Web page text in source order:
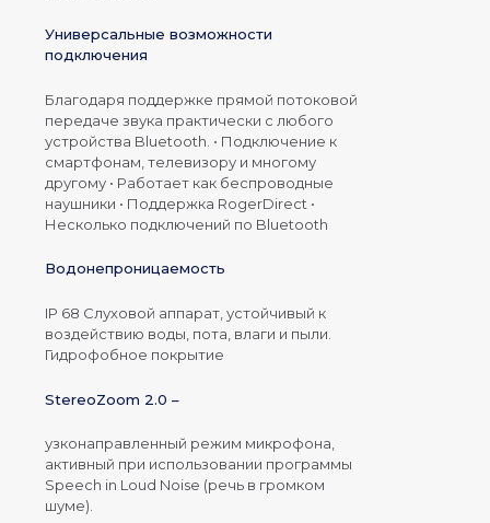
Универсальные возможности
подключения
Благодаря поддержке прямой потоковой
передаче звука практически с любого
устройства Bluetooth. • Подключение к
смартфонам, телевизору и многому
другому • Работает как беспроводные
наушники • Поддержка RogerDirect •
Несколько подключений по Bluetooth
Водонепроницаемость
IP 68 Слуховой аппарат, устойчивый к
воздействию воды, пота, влаги и пыли.
Гидрофобное покрытие
StereoZoom 2.0 –
узконаправленный режим микрофона,
активный при использовании программы
Speech in Loud Noise (речь в громком
шуме).